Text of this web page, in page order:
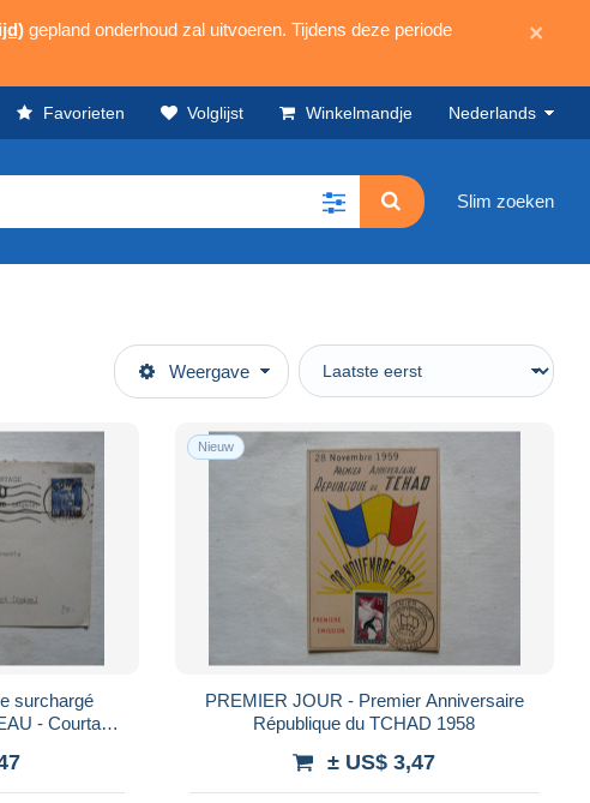
gepland onderhoud zal uitvoeren. Tijdens deze periode
×
Favorieten Volglijst Winkelmandje Nederlands
Slim zoeken
Weergave
surchargé
- Courtage
Nieuw
PREMIER JOUR - Premier Anniversaire
République du TCHAD 1958
± US$ 3,47